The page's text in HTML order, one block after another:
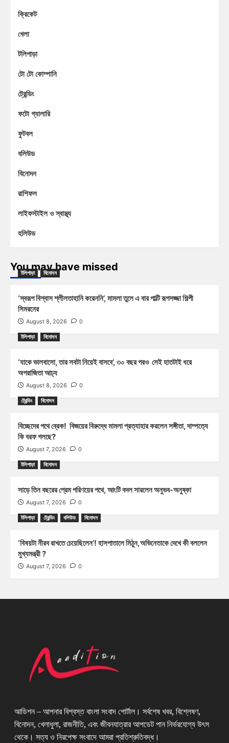
ক্রিকেট
খেলা
টলিপাড়া
টো টো কোম্পানি
ট্রেন্ডিং
ফটো গ্যালারি
ফুটবল
বলিউড
বিনোদন
রাশিফল
লাইফস্টাইল ও স্বাস্থ্য
হলিউড
You may have missed
টলিপাড়া বিনোদন
‘স্বরূপ বিশ্বাস শ্লীলতাহানি করেননি’, মামলা তুলে এ বার পাল্টি রূপসজ্জা শিল্পী
সিমরনের
August 8, 2026 0
টলিপাড়া বিনোদন
‘যাকে ভালবাসো, তার সবটা নিয়েই বাসবে’, ৩০ বছর পরও সেই হাতটাই ধরে
অপরাজিতা আঢ্য
August 8, 2026 0
ট্রেন্ডিং বিনোদন
বিচ্ছেদের পথে ব্রেক! বিজয়ের বিরুদ্ধে মামলা প্রত্যাহার করলেন সঙ্গীতা, দাম্পত্যে
কি বরফ গলছে?
August 7, 2026 0
টলিপাড়া বিনোদন
সাড়ে তিন বছরের প্রেম পরিণয়ের পথে, আংটি বদল সারলেন অনুভব-অনুষ্কা
August 7, 2026 0
টলিপাড়া ট্রেন্ডিং বলিউড বিনোদন
‘বিষয়টা নীরব রাখতে চেয়েছিলেন’! হাসপাতালে মিঠুন,অভিনেতাকে দেখে কী বললেন
মুখ্যমন্ত্রী ?
August 7, 2026 0
আডিশন – আপনার বিশ্বস্ত বাংলা সংবাদ পোর্টাল। সর্বশেষ খবর, বিশ্লেষণ,
বিনোদন, খেলাধুলা, রাজনীতি, এবং জীবনযাত্রার আপডেট পান নির্ভরযোগ্য উৎস
থেকে। সত্য ও নিরপেক্ষ সংবাদে আমরা প্রতিশ্রুতিবদ্ধ।